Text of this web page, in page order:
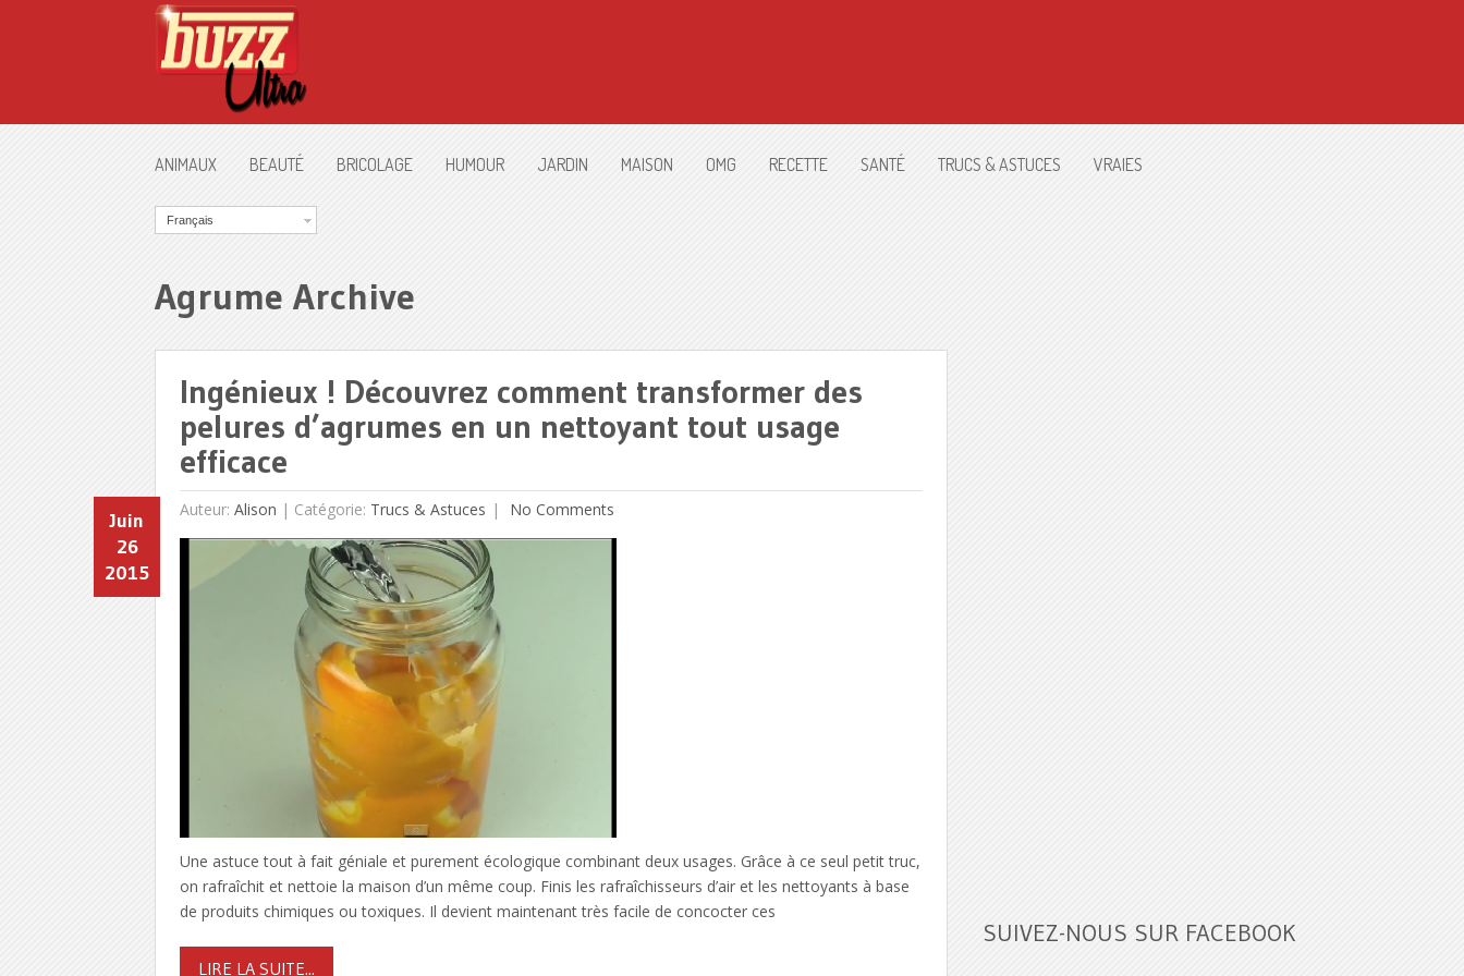
ANIMAUX BEAUTÉ BRICOLAGE HUMOUR JARDIN MAISON OMG RECETTE SANTÉ TRUCS & ASTUCES VRAIES
Français
Agrume Archive
Ingénieux ! Découvrez comment transformer des
pelures d’agrumes en un nettoyant tout usage
efficace
Auteur: Alison |
Juin
26
2015
Catégorie: Trucs & Astuces No Comments
Une astuce tout à fait géniale et purement écologique combinant deux usages. Grâce à ce seul petit truc,
on rafraîchit et nettoie la maison d’un même coup. Finis les rafraîchisseurs d’air et les nettoyants à base
de produits chimiques ou toxiques. Il devient maintenant très facile de concocter ces
LIRE LA SUITE...
SUIVEZ-NOUS SUR FACEBOOK